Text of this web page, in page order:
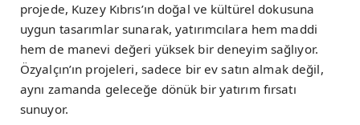
projede, Kuzey Kıbrıs’ın doğal ve kültürel dokusuna
uygun tasarımlar sunarak, yatırımcılara hem maddi
hem de manevi değeri yüksek bir deneyim sağlıyor.
Özyalçın’ın projeleri, sadece bir ev satın almak değil,
aynı zamanda geleceğe dönük bir yatırım fırsatı
sunuyor.